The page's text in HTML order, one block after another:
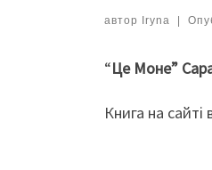
автор Iryna
“Це Моне”
Книга на